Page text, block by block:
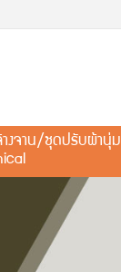
งจาน/ชุดปรับผ้านุ่ม